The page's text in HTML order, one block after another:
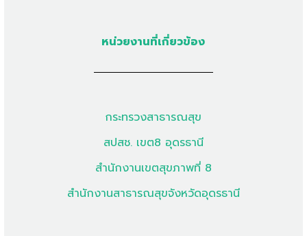
หน่วยงานที่เกี่ยวข้อง
กระทรวงสาธารณสุข
สปสช. เขต8 อุดรธานี
สำนักงานเขตสุขภาพที่ 8
สำนักงานสาธารณสุขจังหวัดอุดรธานี